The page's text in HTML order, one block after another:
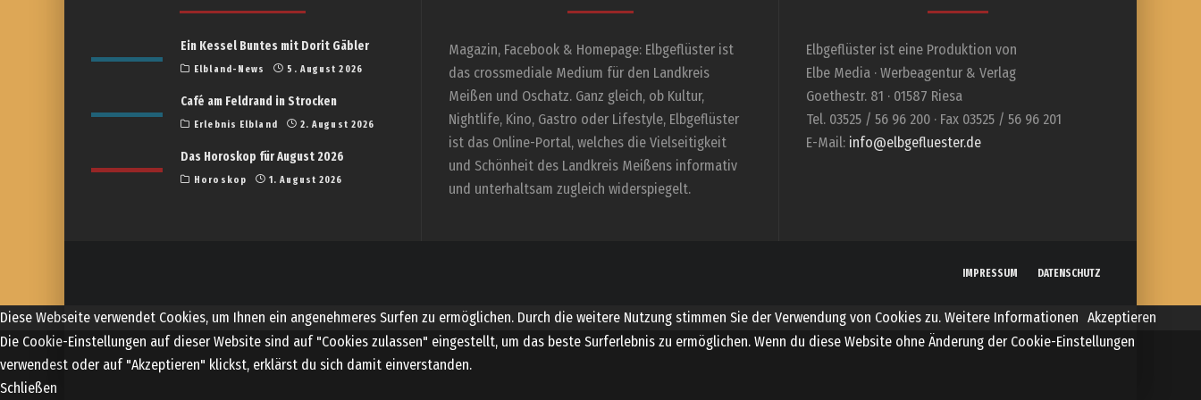
Ein Kessel Buntes mit Dorit Gäbler
Elbland-News 5. August 2026
Café am Feldrand in Strocken
Erlebnis Elbland 2. August 2026
Das Horoskop für August 2026
Horoskop 1. August 2026
Magazin, Facebook & Homepage: Elbgeflüster ist
das crossmediale Medium für den Landkreis
Meißen und Oschatz. Ganz gleich, ob Kultur,
Nightlife, Kino, Gastro oder Lifestyle, Elbgeflüster
ist das Online-Portal, welches die Vielseitigkeit
und Schönheit des Landkreis Meißens informativ
und unterhaltsam zugleich widerspiegelt.
Elbgeflüster ist eine Produktion von
Elbe Media · Werbeagentur & Verlag
Goethestr. 81 · 01587 Riesa
Tel. 03525 / 56 96 200 · Fax 03525 / 56 96 201
E-Mail: info@elbgefluester.de
IMPRESSUM DATENSCHUTZ
Diese Webseite verwendet Cookies, um Ihnen ein angenehmeres Surfen zu ermöglichen. Durch die weitere Nutzung stimmen Sie der Verwendung von Cookies zu. Weitere Informationen Akzeptieren
Die Cookie-Einstellungen auf dieser Website sind auf "Cookies zulassen" eingestellt, um das beste Surferlebnis zu ermöglichen. Wenn du diese Website ohne Änderung der Cookie-Einstellungen
verwendest oder auf "Akzeptieren" klickst, erklärst du sich damit einverstanden.
Schließen